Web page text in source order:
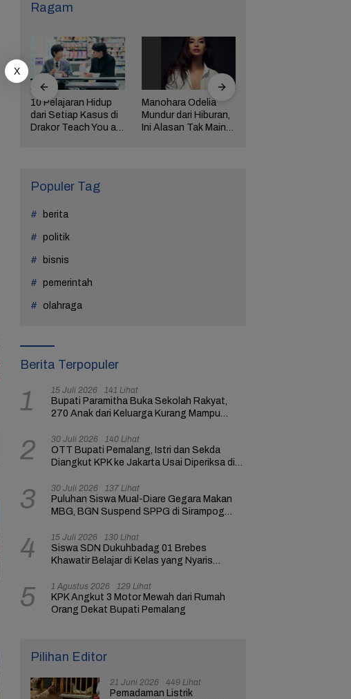
Ragam
10 Pelajaran Hidup
dari Setiap Kasus di
Drakor Teach You a
Manohara Odelia
Mundur dari Hiburan,
Ini Alasan Tak Main
Populer Tag
berita
politik
bisnis
pemerintah
olahraga
Berita Terpopuler
1 15 Juli 2026 141 Lihat
Bupati Paramitha Buka Sekolah Rakyat,
270 Anak dari Keluarga Kurang Mampu
2 30 Juli 2026 140 Lihat
OTT Bupati Pemalang, Istri dan Sekda
Diangkut KPK ke Jakarta Usai Diperiksa di
3 30 Juli 2026 137 Lihat
Puluhan Siswa Mual-Diare Gegara Makan
MBG, BGN Suspend SPPG di Sirampog
4 15 Juli 2026 130 Lihat
Siswa SDN Dukuhbadag 01 Brebes
Khawatir Belajar di Kelas yang Nyaris
5 1 Agustus 2026 129 Lihat
KPK Angkut 3 Motor Mewah dari Rumah
Orang Dekat Bupati Pemalang
Pilihan Editor
21 Juni 2026 449 Lihat
Pemadaman Listrik
X